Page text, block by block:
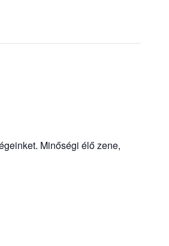
Minőségi élő zene,